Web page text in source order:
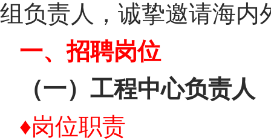
组负责人，诚挚邀请海内
一、招聘岗位
（一）工程中心负责人
♦岗位职责